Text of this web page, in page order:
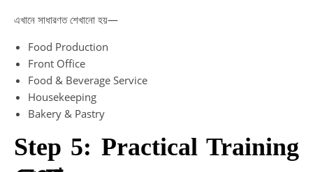
এখানে সাধারণত শেখানো হয়—
Food Production
Front Office
Food & Beverage Service
Housekeeping
Bakery & Pastry
Step 5: Practical Training